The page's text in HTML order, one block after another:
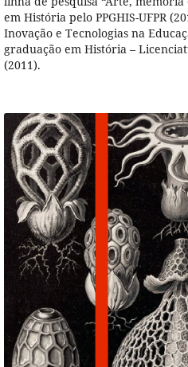
em História pelo PPGHIS-UFPR
Inovação e Tecnologias na
graduação em História –
(2011).